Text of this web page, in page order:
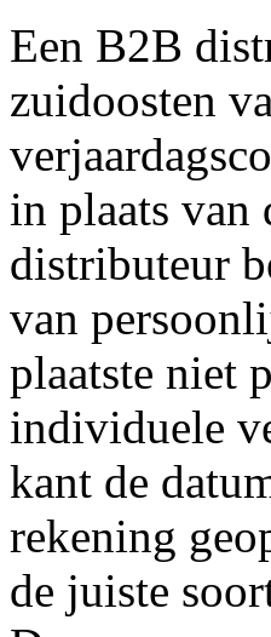
Een B2B
zuidoosten
in plaats van
distributeur
van
plaatste niet
individuele
kant de
rekening
de juiste